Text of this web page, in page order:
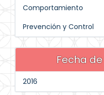
Comportamiento
Prevención y Control
Fecha
2016